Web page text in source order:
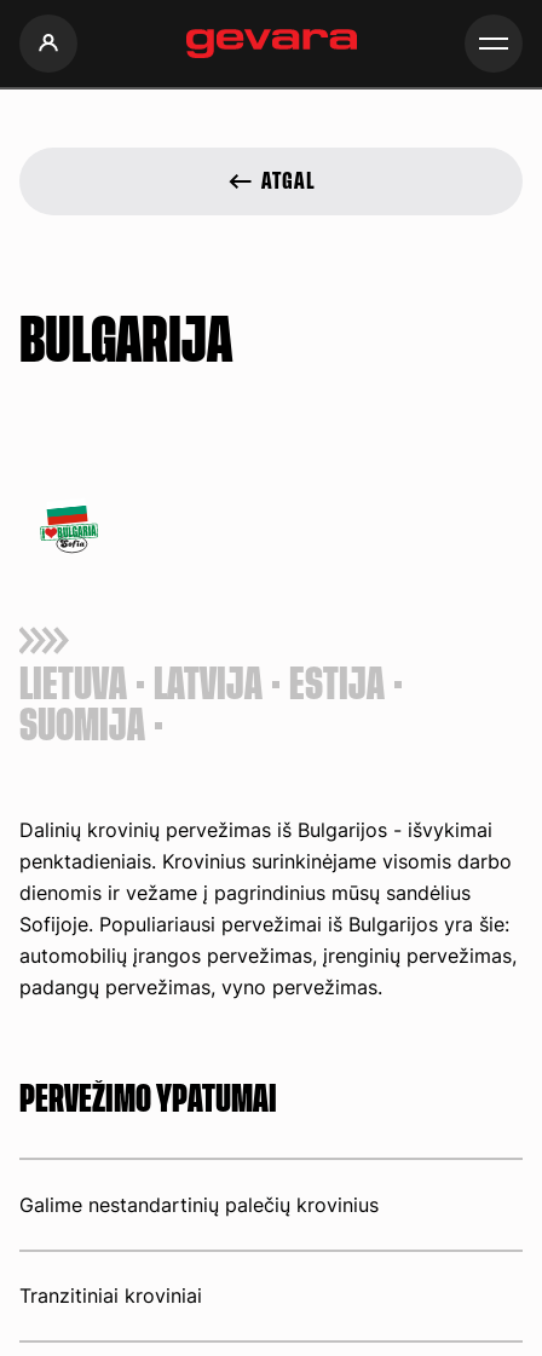
ATGAL
BULGARIJA
LIETUVA LATVIJA
ESTIJA
SUOMIJA
Dalinių krovinių pervežimas iš Bulgarijos - išvykimai
penktadieniais. Krovinius surinkinėjame visomis darbo
dienomis ir vežame į pagrindinius mūsų sandėlius
Sofijoje. Populiariausi pervežimai iš Bulgarijos yra šie:
automobilių įrangos pervežimas, įrenginių pervežimas,
padangų pervežimas, vyno pervežimas.
PERVEŽIMO YPATUMAI
Galime nestandartinių palečių krovinius
Tranzitiniai kroviniai